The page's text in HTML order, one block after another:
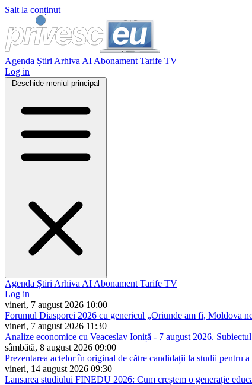
Salt la conținut
Agenda Știri Arhiva AI Abonament Tarife TV
Log in
Deschide meniul principal
Agenda Știri Arhiva AI Abonament Tarife TV
Log in
vineri, 7 august 2026 10:00
Forumul Diasporei 2026 cu genericul „Oriunde am fi, Moldova
vineri, 7 august 2026 11:30
Analize economice cu Veaceslav Ioniță - 7 august 2026.
sâmbătă, 8 august 2026 09:00
Prezentarea actelor în original de către candidații la studii pentru
vineri, 14 august 2026 09:30
Lansarea studiului FINEDU 2026: Cum creștem o generație